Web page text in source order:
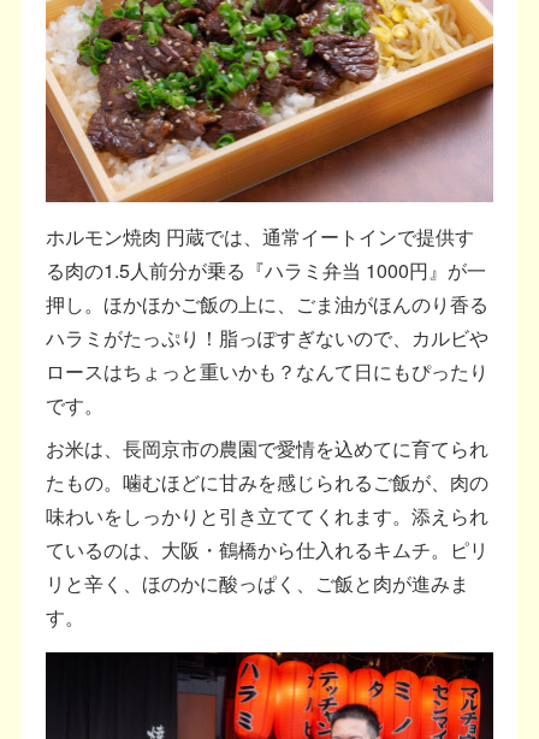
ホルモン焼肉 円蔵では、通常イートインで提供す
る肉の1.5人前分が乗る『ハラミ弁当 1000円』が一
押し。ほかほかご飯の上に、ごま油がほんのり香る
ハラミがたっぷり！脂っぽすぎないので、カルビや
ロースはちょっと重いかも？なんて日にもぴったり
です。
お米は、長岡京市の農園で愛情を込めてに育てられ
たもの。噛むほどに甘みを感じられるご飯が、肉の
味わいをしっかりと引き立ててくれます。添えられ
ているのは、大阪・鶴橋から仕入れるキムチ。ピリ
リと辛く、ほのかに酸っぱく、ご飯と肉が進みま
す。